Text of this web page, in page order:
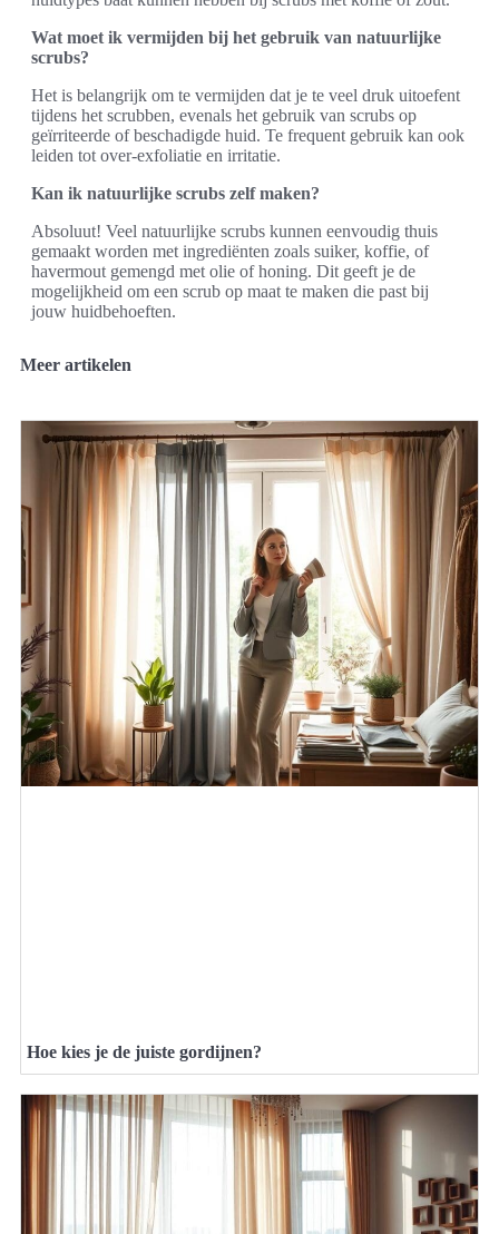
Wat moet ik vermijden bij het gebruik van natuurlijke
scrubs?
Het is belangrijk om te vermijden dat je te veel druk uitoefent
tijdens het scrubben, evenals het gebruik van scrubs op
geïrriteerde of beschadigde huid. Te frequent gebruik kan ook
leiden tot over-exfoliatie en irritatie.
Kan ik natuurlijke scrubs zelf maken?
Absoluut! Veel natuurlijke scrubs kunnen eenvoudig thuis
gemaakt worden met ingrediënten zoals suiker, koffie, of
havermout gemengd met olie of honing. Dit geeft je de
mogelijkheid om een scrub op maat te maken die past bij
jouw huidbehoeften.
Meer artikelen
Hoe kies je de juiste gordijnen?